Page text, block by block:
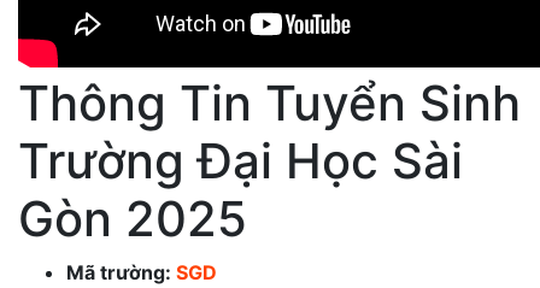
Thông Tin Tuyển Sinh
Trường Đại Học Sài
Gòn 2025
Mã trường: SGD